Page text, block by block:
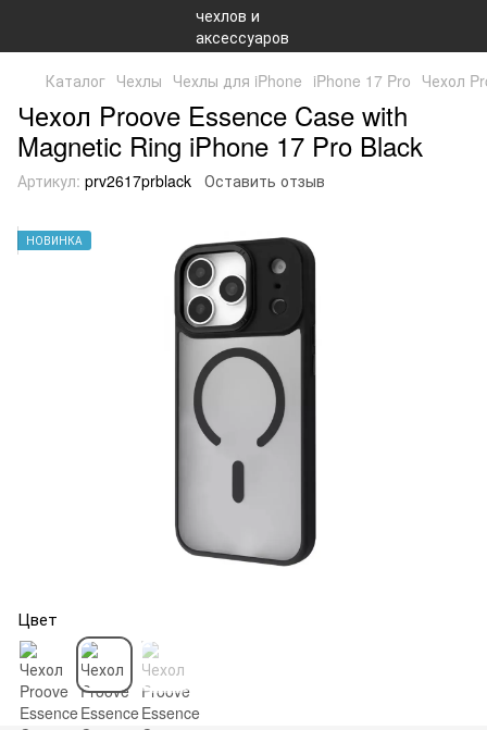
Каталог Чехлы Чехлы для iPhone iPhone 17 Pro Чехол
Чехол Proove Essence Case with
Magnetic Ring iPhone 17 Pro Black
Артикул: prv2617prblack Оставить отзыв
НОВИНКА
Цвет